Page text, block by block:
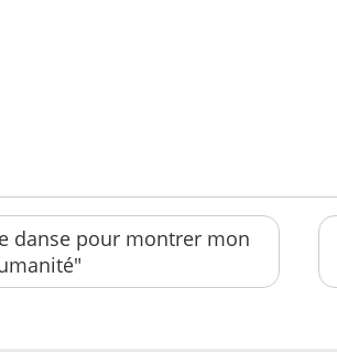
danse pour montrer mon